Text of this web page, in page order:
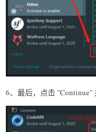
6、最后，点击 "Continue"